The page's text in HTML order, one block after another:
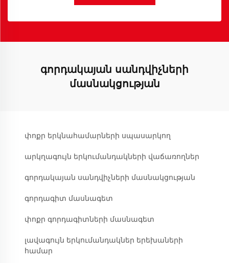
գորդակայան սանդվիչների
մասնակցության
փոքր երկնահամարների սպասարկող
արկղագույն երկումանդակների վաճառողներ
գորդակայան սանդվիչների մասնակցության
գորդագիտ մասնագետ
փոքր գորդագիտների մասնագետ
լավագույն երկումանդակներ երեխաների
համար